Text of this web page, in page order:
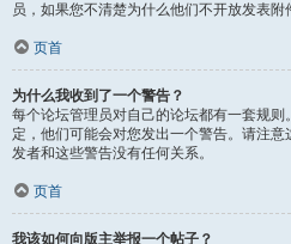
员，如果您不清楚为什么他们不开放发表附
页首
为什么我收到了一个警告？
每个论坛管理员对自己的论坛都有一套规
定，他们可能会对您发出一个警告。请注
发者和这些警告没有任何关系。
页首
我该如何向版主举报一个帖子？